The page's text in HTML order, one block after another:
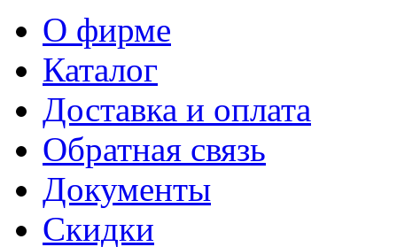
О фирме
Каталог
Доставка и оплата
Обратная связь
Документы
Скидки